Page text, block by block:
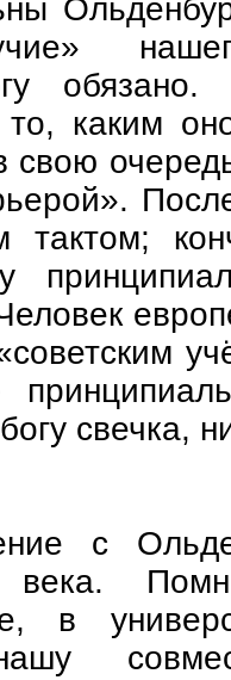
то, каким
свою
тактом;
свечка,
с
века.
в